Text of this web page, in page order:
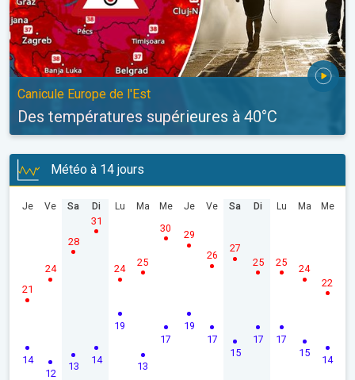
Canicule Europe de l'Est
Des températures supérieures à 40°C
Météo à 14 jours
Je
14
21
Ve
12
24
Sa
13
28
Di
14
31
Lu
19
24
Ma
13
25
Me
17
30
Je
19
29
Ve
17
26
Sa
15
27
Di
17
25
Lu
17
25
Ma
15
24
Me
14
22